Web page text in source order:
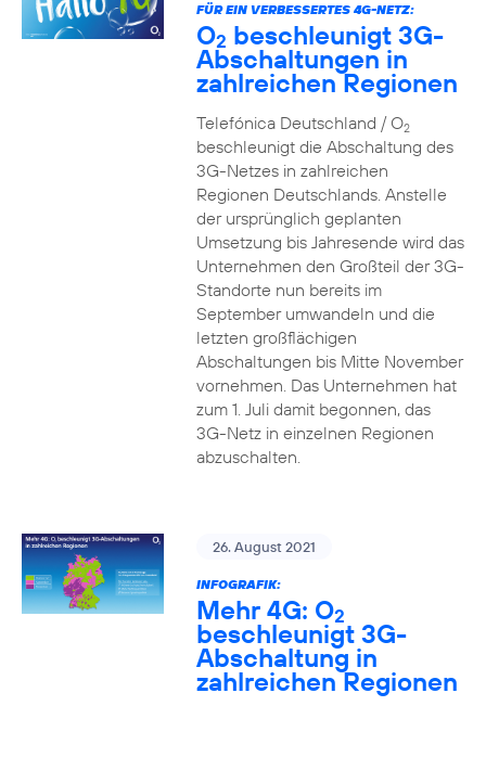
FÜR EIN VERBESSERTES 4G-NETZ:
O2 beschleunigt 3G-
Abschaltungen in
zahlreichen Regionen
Telefónica Deutschland / O2
beschleunigt die Abschaltung des
3G-Netzes in zahlreichen
Regionen Deutschlands. Anstelle
der ursprünglich geplanten
Umsetzung bis Jahresende wird das
Unternehmen den Großteil der 3G-
Standorte nun bereits im
September umwandeln und die
letzten großflächigen
Abschaltungen bis Mitte November
vornehmen. Das Unternehmen hat
zum 1. Juli damit begonnen, das
3G-Netz in einzelnen Regionen
abzuschalten.
26. August 2021
INFOGRAFIK:
Mehr 4G: O2
beschleunigt 3G-
Abschaltung in
zahlreichen Regionen